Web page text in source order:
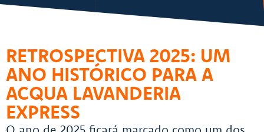
RETROSPECTIVA 2025: UM
ANO HISTÓRICO PARA A
ACQUA LAVANDERIA
EXPRESS